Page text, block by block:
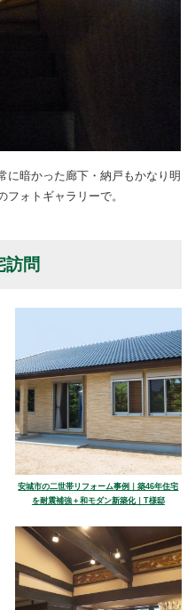
に暗かった廊下・納戸もかなり明
ォトギャラリーで。
問
安城市の二世帯リフォーム事例｜築46年住宅
を耐震補強＋和モダン新築化｜T様邸